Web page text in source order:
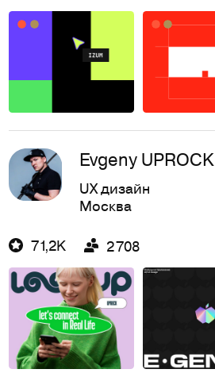
Evgeny UPROCK
UX дизайн
Москва
71,2K 2 708